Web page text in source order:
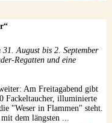
August bis 2. September
Regatten und eine
Am Freitagabend gibt
Fackeltaucher, illuminierte
"Weser in Flammen" steht.
dem längsten ...